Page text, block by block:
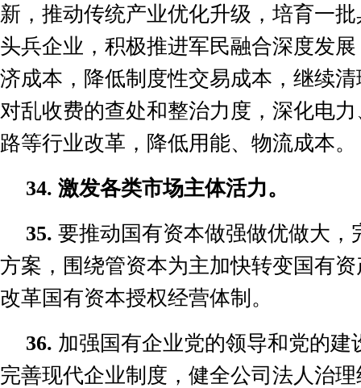
新，推动传统产业优化升级，培育一
头兵企业，积极推进军民融合深度发
济成本，降低制度性交易成本，继续
对乱收费的查处和整治力度，深化电
路等行业改革，降低用能、物流成本。
34. 激发各类市场主体活力。
35. 要推动国有资本做强做优做大，
方案，围绕管资本为主加快转变国有
改革国有资本授权经营体制。
36. 加强国有企业党的领导和党的建
完善现代企业制度，健全公司法人治